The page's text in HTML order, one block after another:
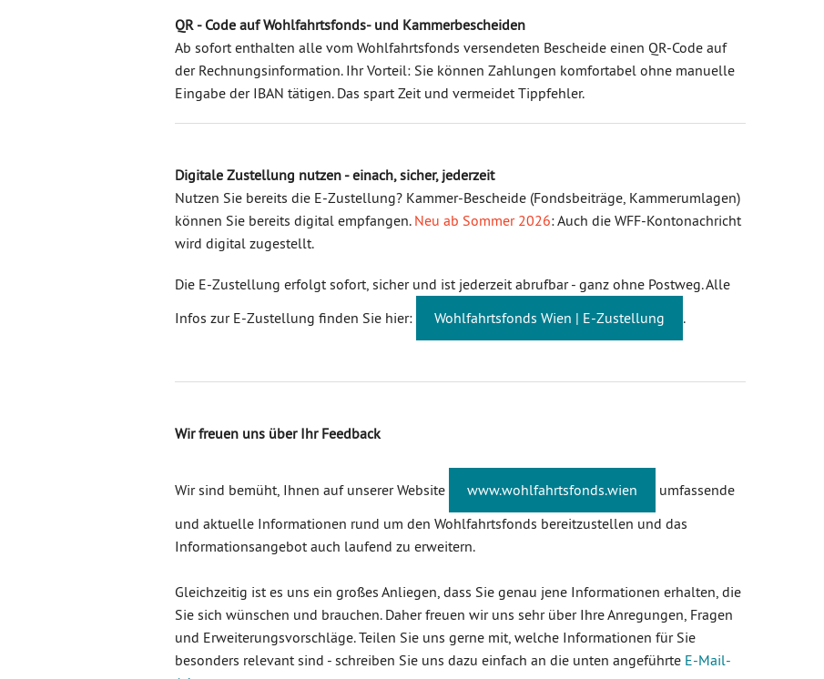
QR - Code auf Wohlfahrtsfonds- und Kammerbescheiden
Ab sofort enthalten alle vom Wohlfahrtsfonds versendeten Bescheide einen QR-Code auf
der Rechnungsinformation. Ihr Vorteil: Sie können Zahlungen komfortabel ohne manuelle
Eingabe der IBAN tätigen. Das spart Zeit und vermeidet Tippfehler.
Digitale Zustellung nutzen - einach, sicher, jederzeit
Nutzen Sie bereits die E-Zustellung? Kammer-Bescheide (Fondsbeiträge, Kammerumlagen)
können Sie bereits digital empfangen. Neu ab Sommer 2026: Auch die WFF-Kontonachricht
wird digital zugestellt.
Die E-Zustellung erfolgt sofort, sicher und ist jederzeit abrufbar - ganz ohne Postweg. Alle
Infos zur E-Zustellung finden Sie hier:
Wohlfahrtsfonds Wien | E-Zustellung .
Wir freuen uns über Ihr Feedback
Wir sind bemüht, Ihnen auf unserer Website www.wohlfahrtsfonds.wien
umfassende
und aktuelle Informationen rund um den Wohlfahrtsfonds bereitzustellen und das
Informationsangebot auch laufend zu erweitern.
Gleichzeitig ist es uns ein großes Anliegen, dass Sie genau jene Informationen erhalten, die
Sie sich wünschen und brauchen. Daher freuen wir uns sehr über Ihre Anregungen, Fragen
und Erweiterungsvorschläge. Teilen Sie uns gerne mit, welche Informationen für Sie
besonders relevant sind - schreiben Sie uns dazu einfach an die unten angeführte E-Mail-